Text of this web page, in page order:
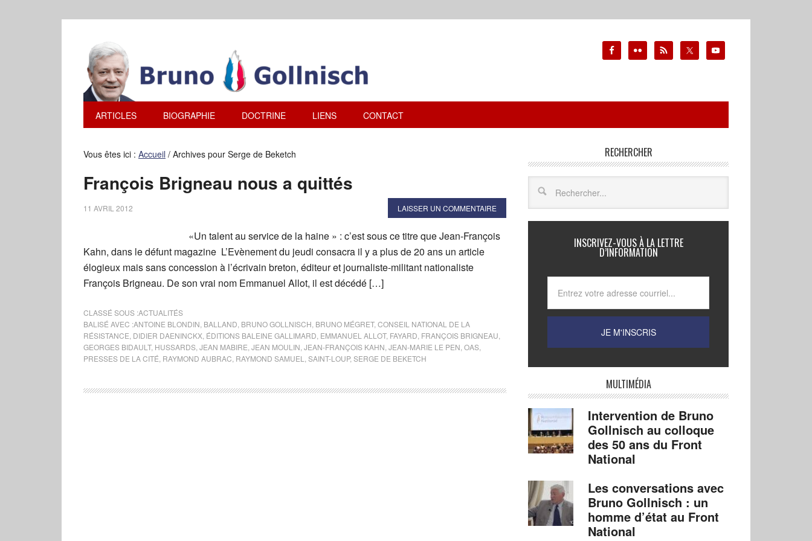
ARTICLES BIOGRAPHIE DOCTRINE LIENS CONTACT
Vous êtes ici : Accueil / Archives pour Serge de Beketch
François Brigneau nous a quittés
11 AVRIL 2012 LAISSER UN COMMENTAIRE
«Un talent au service de la haine » : c’est sous ce titre que Jean-François
Kahn, dans le défunt magazine L’Evènement du jeudi consacra il y a plus de 20 ans un article
élogieux mais sans concession à l’écrivain breton, éditeur et journaliste-militant nationaliste
François Brigneau. De son vrai nom Emmanuel Allot, il est décédé […]
CLASSÉ SOUS :ACTUALITÉS
BALISÉ AVEC :ANTOINE BLONDIN BALLAND BRUNO GOLLNISCH BRUNO MÉGRET, CONSEIL NATIONAL DE LA
RÉSISTANCE DIDIER DAENINCKX ÉDITIONS BALEINE GALLIMARD EMMANUEL ALLOT, FAYARD FRANÇOIS BRIGNEAU
GEORGES BIDAULT, HUSSARDS JEAN MABIRE JEAN MOULIN JEAN-FRANÇOIS KAHN JEAN-MARIE LE PEN OAS
PRESSES DE LA CITÉ RAYMOND AUBRAC RAYMOND SAMUEL SAINT-LOUP, SERGE DE BEKETCH
RECHERCHER
INSCRIVEZ-VOUS À LA LETTRE
D’INFORMATION
MULTIMÉDIA
Intervention de Bruno
Gollnisch au colloque
des 50 ans du Front
National
Les conversations avec
Bruno Gollnisch : un
homme d’état au Front
National